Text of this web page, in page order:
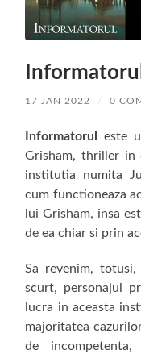
17 JAN 2022 / 0
Informatorul
este
Grisham, thriller in
institutia numita
cum functioneaza
lui Grisham, insa
de ea chiar si prin
Sa revenim,
scurt, personajul
lucra in aceasta
majoritatea
de